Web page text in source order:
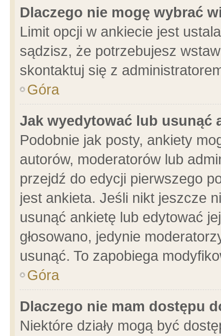
Dlaczego nie mogę wybrać
Limit opcji w ankiecie jest
sądzisz, że potrzebujesz
skontaktuj się z
Góra
Jak wyedytować lub usunąć
Podobnie jak posty, ankiety
autorów, moderatorów lub
przejdź do edycji pierwszego
jest ankieta. Jeśli nikt jeszcze
usunąć ankietę lub edytować
głosowano, jedynie
usunąć. To zapobiega
Góra
Dlaczego nie mam dostępu
Niektóre działy mogą być